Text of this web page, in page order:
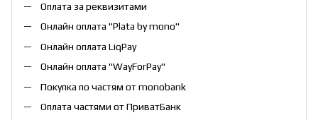
Оплата за реквизитами
Онлайн оплата "Plata by mono"
Онлайн оплата LiqPay
Онлайн оплата "WayForPay"
Покупка по частям от monobank
Оплата частями от ПриватБанк